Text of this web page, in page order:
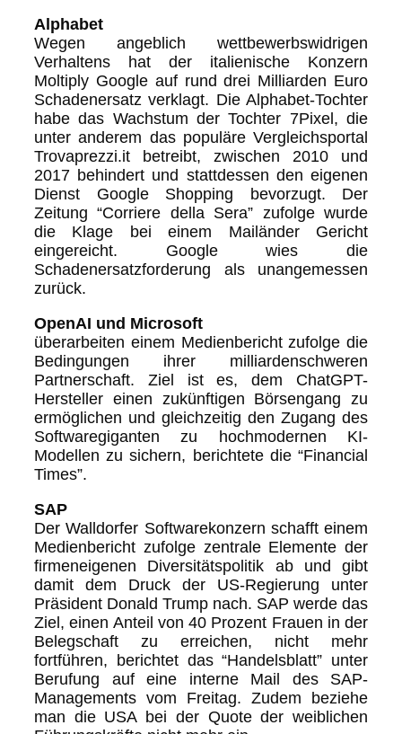
Alphabet
Wegen angeblich wettbewerbswidrigen
Verhaltens hat der italienische Konzern
Moltiply Google auf rund drei Milliarden Euro
Schadenersatz verklagt. Die Alphabet-Tochter
habe das Wachstum der Tochter 7Pixel, die
unter anderem das populäre Vergleichsportal
Trovaprezzi.it betreibt, zwischen 2010 und
2017 behindert und stattdessen den eigenen
Dienst Google Shopping bevorzugt. Der
Zeitung “Corriere della Sera” zufolge wurde
die Klage bei einem Mailänder Gericht
eingereicht. Google wies die
Schadenersatzforderung als unangemessen
zurück.
OpenAI und Microsoft
überarbeiten einem Medienbericht zufolge die
Bedingungen ihrer milliardenschweren
Partnerschaft. Ziel ist es, dem ChatGPT-
Hersteller einen zukünftigen Börsengang zu
ermöglichen und gleichzeitig den Zugang des
Softwaregiganten zu hochmodernen KI-
Modellen zu sichern, berichtete die “Financial
Times”.
SAP
Der Walldorfer Softwarekonzern schafft einem
Medienbericht zufolge zentrale Elemente der
firmeneigenen Diversitätspolitik ab und gibt
damit dem Druck der US-Regierung unter
Präsident Donald Trump nach. SAP werde das
Ziel, einen Anteil von 40 Prozent Frauen in der
Belegschaft zu erreichen, nicht mehr
fortführen, berichtet das “Handelsblatt” unter
Berufung auf eine interne Mail des SAP-
Managements vom Freitag. Zudem beziehe
man die USA bei der Quote der weiblichen